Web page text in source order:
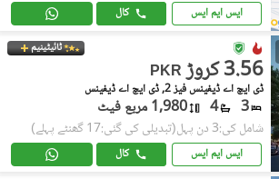
ایس ایم ایس کال
ٹائیٹینیم
PKR 3.56 کروڑ
ڈی ایچ اے ڈیفینس فیز 2, ڈی ایچ اے ڈیفینس
3
4 1,980 مربع فیٹ
شامل کی:3 دن پہل (تبدیلی کی گئی:17 گھنٹے پہلے)
ایس ایم ایس کال